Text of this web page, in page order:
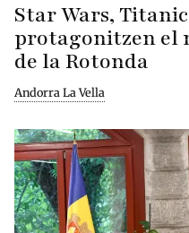
Star Wars,
protagonitzen el
de la Rotonda
Andorra La Vella